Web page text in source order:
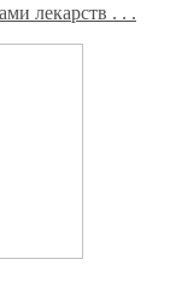
лекарств . . .